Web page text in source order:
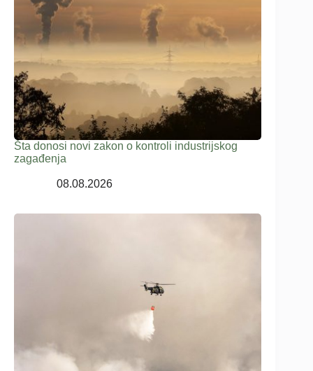
Šta donosi novi zakon o kontroli industrijskog
zagađenja
08.08.2026